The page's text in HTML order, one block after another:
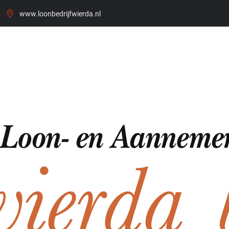
www.loonbedrijfwierda.nl